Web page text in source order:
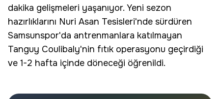
dakika gelişmeleri yaşanıyor. Yeni sezon
hazırlıklarını Nuri Asan Tesisleri'nde sürdüren
Samsunspor'da antrenmanlara katılmayan
Tanguy Coulibaly'nin fıtık operasyonu geçirdiği
ve 1-2 hafta içinde döneceği öğrenildi.